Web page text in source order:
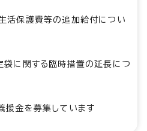
活保護費等の追加給付につい
袋に関する臨時措置の延長につ
援金を募集しています